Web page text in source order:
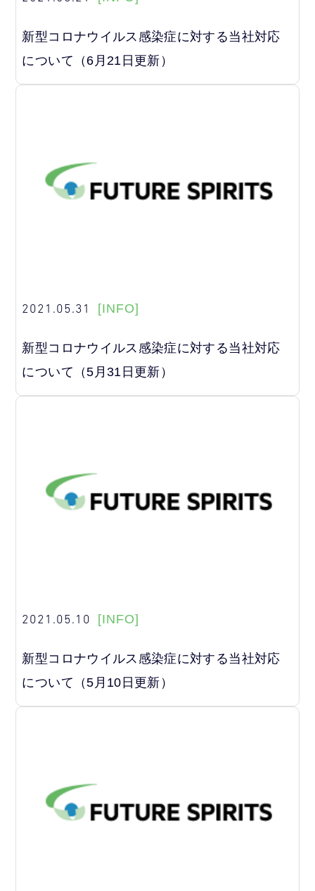
新型コロナウイルス感染症に対する当社対応
について（6月21日更新）
2021.05.31 [INFO]
新型コロナウイルス感染症に対する当社対応
について（5月31日更新）
2021.05.10 [INFO]
新型コロナウイルス感染症に対する当社対応
について（5月10日更新）